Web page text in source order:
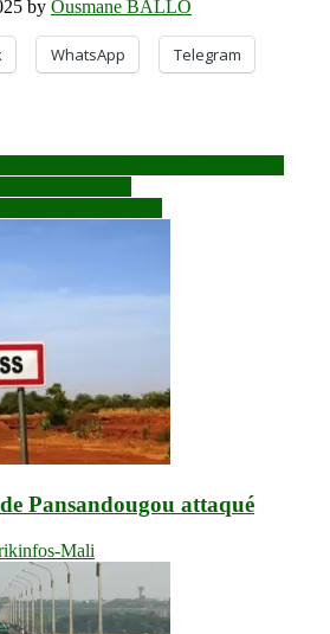
by Ousmane BALLO
WhatsApp Telegram
Pansandougou attaqué
Mali